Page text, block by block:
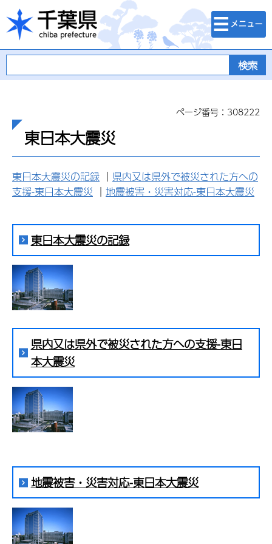
千葉県
検索・メニュ
ー
ページ番号：308222
東日本大震災
東日本大震災の記録 ｜ 県内又は県外で被災された方への
支援-東日本大震災 ｜ 地震被害・災害対応-東日本大震災
東日本大震災の記録
県内又は県外で被災された方への支援-東日
本大震災
地震被害・災害対応-東日本大震災